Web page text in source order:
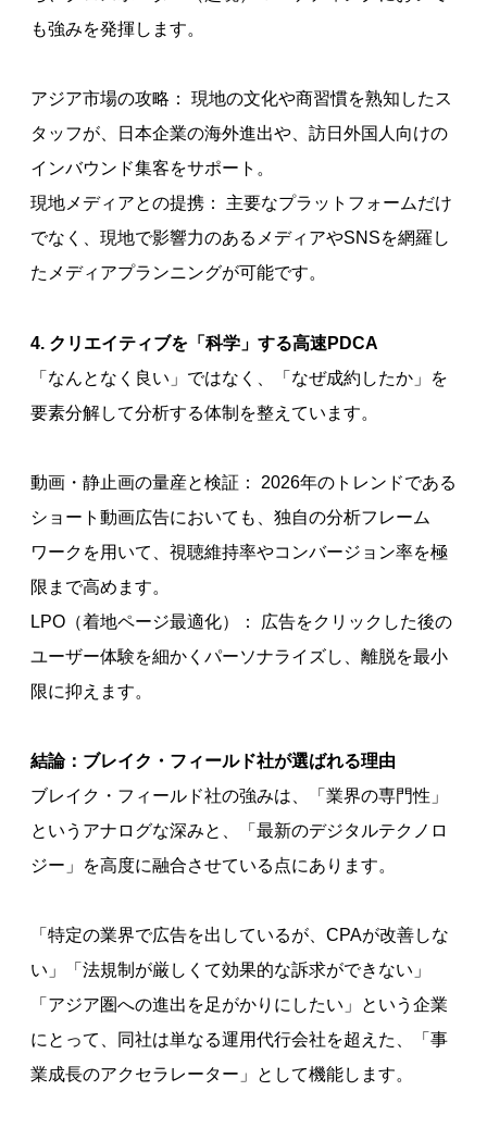
も強みを発揮します。
アジア市場の攻略： 現地の文化や商習慣を熟知したス
タッフが、日本企業の海外進出や、訪日外国人向けの
インバウンド集客をサポート。
現地メディアとの提携： 主要なプラットフォームだけ
でなく、現地で影響力のあるメディアやSNSを網羅し
たメディアプランニングが可能です。
4. クリエイティブを「科学」する高速PDCA
「なんとなく良い」ではなく、「なぜ成約したか」を
要素分解して分析する体制を整えています。
動画・静止画の量産と検証： 2026年のトレンドである
ショート動画広告においても、独自の分析フレーム
ワークを用いて、視聴維持率やコンバージョン率を極
限まで高めます。
LPO（着地ページ最適化）： 広告をクリックした後の
ユーザー体験を細かくパーソナライズし、離脱を最小
限に抑えます。
結論：ブレイク・フィールド社が選ばれる理由
ブレイク・フィールド社の強みは、「業界の専門性」
というアナログな深みと、「最新のデジタルテクノロ
ジー」を高度に融合させている点にあります。
「特定の業界で広告を出しているが、CPAが改善しな
い」「法規制が厳しくて効果的な訴求ができない」
「アジア圏への進出を足がかりにしたい」という企業
にとって、同社は単なる運用代行会社を超えた、「事
業成長のアクセラレーター」として機能します。